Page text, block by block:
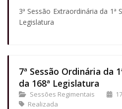
3ª Sessão Extraordinária da 1ª
Legislatura
7ª Sessão Ordinária da
da 168ª Legislatura
Sessões Regimentais
Realizada